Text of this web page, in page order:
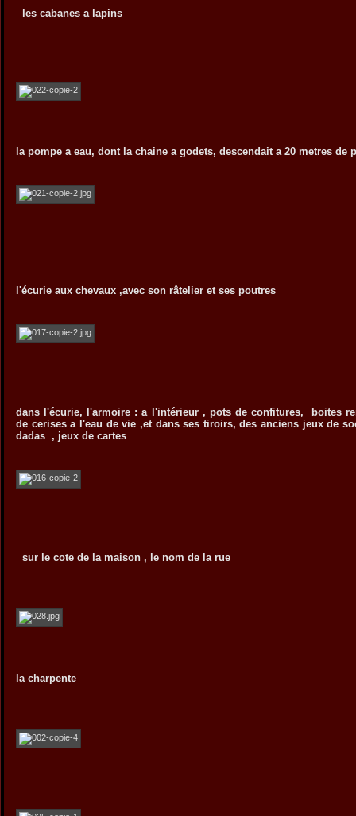
les cabanes a lapins
la pompe a eau, dont la chaine a godets, descendait a 20 metres de
l'écurie aux chevaux ,avec son râtelier et ses poutres
dans l'écurie, l'armoire : a l'intérieur , pots de confitures, boites
de cerises a l'eau de vie ,et dans ses tiroirs, des anciens jeux de
dadas , jeux de cartes
sur le cote de la maison , le nom de la rue
la charpente